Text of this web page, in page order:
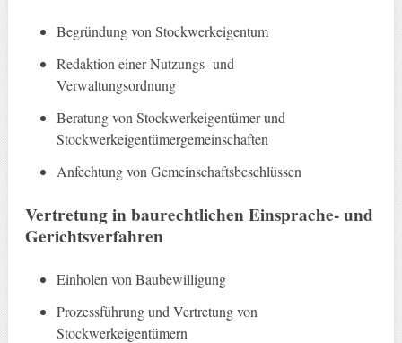
Begründung von Stockwerkeigentum
Redaktion einer Nutzungs- und
Verwaltungsordnung
Beratung von Stockwerkeigentümer und
Stockwerkeigentümergemeinschaften
Anfechtung von Gemeinschaftsbeschlüssen
Vertretung in baurechtlichen Einsprache- und
Gerichtsverfahren
Einholen von Baubewilligung
Prozessführung und Vertretung von
Stockwerkeigentümern